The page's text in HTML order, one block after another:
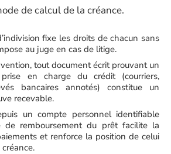
de calcul de la créance.
fixe les droits de chacun sans
au juge en cas de litige.
tout document écrit prouvant un
en charge du crédit (courriers,
bancaires annotés) constitue un
recevable.
un compte personnel identifiable
de remboursement du prêt facilite la
et renforce la position de celui